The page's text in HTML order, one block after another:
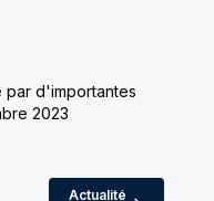
par d'importantes
2023
Actualité